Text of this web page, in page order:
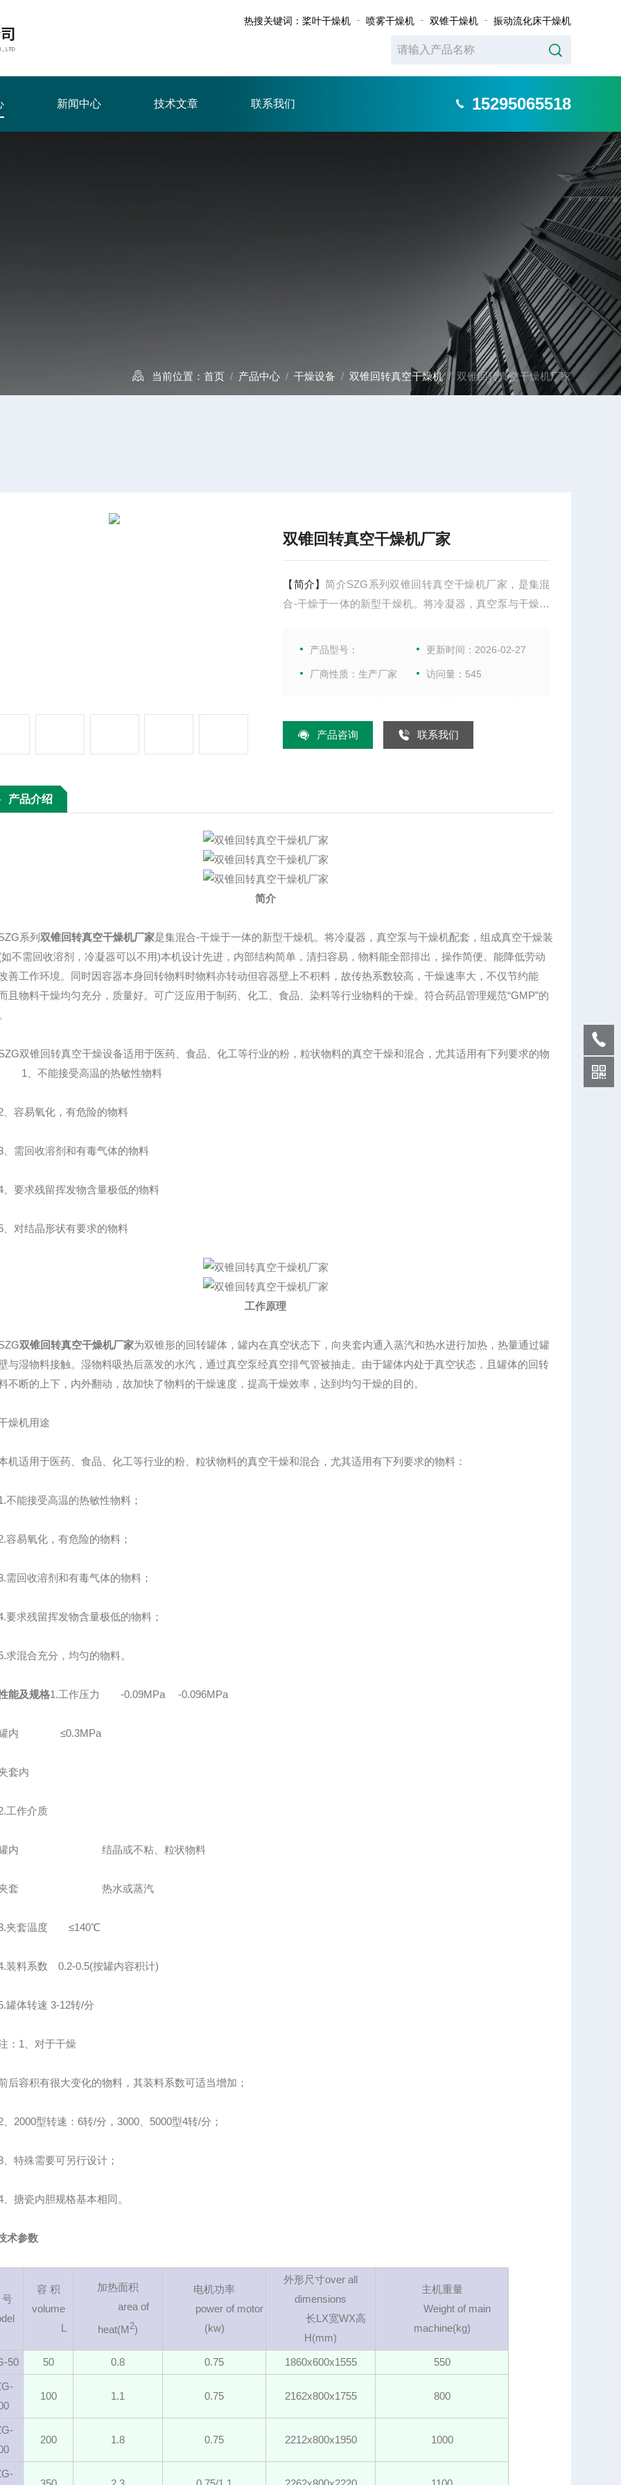
热搜关键词： 桨叶干燥机 喷雾干燥机 双锥干燥机 振动流化床干燥机
新闻中心 技术文章 联系我们 15295065518
当前位置： 首页 / 产品中心 / 干燥设备 / 双锥回转真空干燥机/ 双锥回转真空干燥机厂家
双锥回转真空干燥机厂家
【简介】简介SZG系列双锥回转真空干燥机厂家，是集混
合-干燥于一体的新型干燥机。将冷凝器，真空泵与干燥机
以不用）本机设计先进，内部结构简单，清扫容易，物料
同时因容器本身回转物料时物料亦转动但容器壁上不积
物料干燥均匀充分，质量好。
产品型号： 更新时间：2026-02-27
厂商性质：生产厂家 访问量：545
产品咨询 联系我们
产品介绍
简介
系列 双锥回转真空干燥机厂家是集混合-干燥于一体的新型干燥机。将冷凝器，真空泵与干燥机配套，组成真空干燥装
不需回收溶剂，冷凝器可以不用)本机设计先进，内部结构简单，清扫容易，物料能全部排出，操作简便。能降低劳动
善工作环境。同时因容器本身回转物料时物料亦转动但容器壁上不积料，故传热系数较高，干燥速率大，不仅节约能
且物料干燥均匀充分，质量好。可广泛应用于制药、化工、食品、染料等行业物料的干燥。符合药品管理规范“GMP”的
双锥回转真空干燥设备适用于医药、食品、化工等行业的粉，粒状物料的真空干燥和混合，尤其适用有下列要求的物
1、不能接受高温的热敏性物料
易氧化，有危险的物料
回收溶剂和有毒气体的物料
求残留挥发物含量极低的物料
结晶形状有要求的物料
工作原理
双锥回转真空干燥机厂家为双锥形的回转罐体，罐内在真空状态下，向夹套内通入蒸汽和热水进行加热，热量通过罐
与湿物料接触。湿物料吸热后蒸发的水汽，通过真空泵经真空排气管被抽走。由于罐体内处于真空状态，且罐体的回转
不断的上下，内外翻动，故加快了物料的干燥速度，提高干燥效率，达到均匀干燥的目的。
机用途
适用于医药、食品、化工等行业的粉、粒状物料的真空干燥和混合，尤其适用有下列要求的物料：
能接受高温的热敏性物料；
易氧化，有危险的物料；
回收溶剂和有毒气体的物料；
求残留挥发物含量极低的物料；
混合充分，均匀的物料。
能及规格1.工作压力 -0.09MPa -0.096MPa
≤0.3MPa
内
作介质
结晶或不粘、粒状物料
套 热水或蒸汽
套温度 ≤140℃
料系数 0.2-0.5(按罐内容积计)
体转速 3-12转/分
1、对于干燥
容积有很大变化的物料，其装料系数可适当增加；
型转速：6转/分，3000、5000型4转/分；
殊需要可另行设计；
瓷内胆规格基本相同。
参数
号
容 积
volume
L
加热面积
area of
heat(M2)
电机功率
power of motor
(kw)
外形尺寸over all
dimensions
长LX宽WX高
H(mm)
主机重量
Weight of main
machine(kg)
50 50 0.8 0.75 1860x600x1555 550
100 1.1 0.75 2162x800x1755 800
200 1.8 0.75 2212x800x1950 1000